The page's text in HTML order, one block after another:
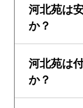
河北苑は
か？
河北苑は
か？